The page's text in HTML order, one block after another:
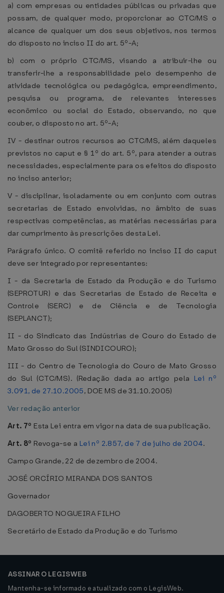
a) com empresas ou entidades públicas ou privadas que
possam, de qualquer modo, proporcionar ao CTC/MS o
alcance de qualquer um dos seus objetivos, nos termos
do disposto no inciso II do art. 5º-A;
b) com o próprio CTC/MS, visando a atribuir-lhe ou
transferir-lhe a responsabilidade pelo desempenho de
atividade tecnológica ou pedagógica, empreendimento,
pesquisa ou programa, de relevantes interesses
econômico ou social do Estado, observando, no que
couber, o disposto no art. 5º-A;
IV - destinar outros recursos ao CTC/MS, além daqueles
previstos no caput e § 1º do art. 5º, para atender a outras
necessidades, especialmente para os efeitos do disposto
no inciso anterior;
V - disciplinar, isoladamente ou em conjunto com outras
secretarias de Estado envolvidas, no âmbito de suas
respectivas competências, as matérias necessárias para
dar cumprimento às prescrições desta Lei.
Parágrafo único. O comitê referido no inciso II do caput
deve ser integrado por representantes:
I - da Secretaria de Estado da Produção e do Turismo
(SEPROTUR) e das Secretarias de Estado de Receita e
Controle (SERC) e de Ciência e de Tecnologia
(SEPLANCT);
II - do Sindicato das Indústrias de Couro do Estado de
Mato Grosso do Sul (SINDICOURO);
III - do Centro de Tecnologia do Couro de Mato Grosso
do Sul (CTC/MS). (Redação dada ao artigo pela Lei nº
3.091, de 27.10.2005, DOE MS de 31.10.2005)
Ver redação anterior
Art. 7º Esta Lei entra em vigor na data de sua publicação.
Art. 8º Revoga-se a Lei nº 2.857, de 7 de julho de 2004.
Campo Grande, 22 de dezembro de 2004.
JOSÉ ORCÍRIO MIRANDA DOS SANTOS
Governador
DAGOBERTO NOGUEIRA FILHO
Secretário de Estado da Produção e do Turismo
ASSINAR O LEGISWEB
Mantenha-se informado e atualizado com o LegisWeb.